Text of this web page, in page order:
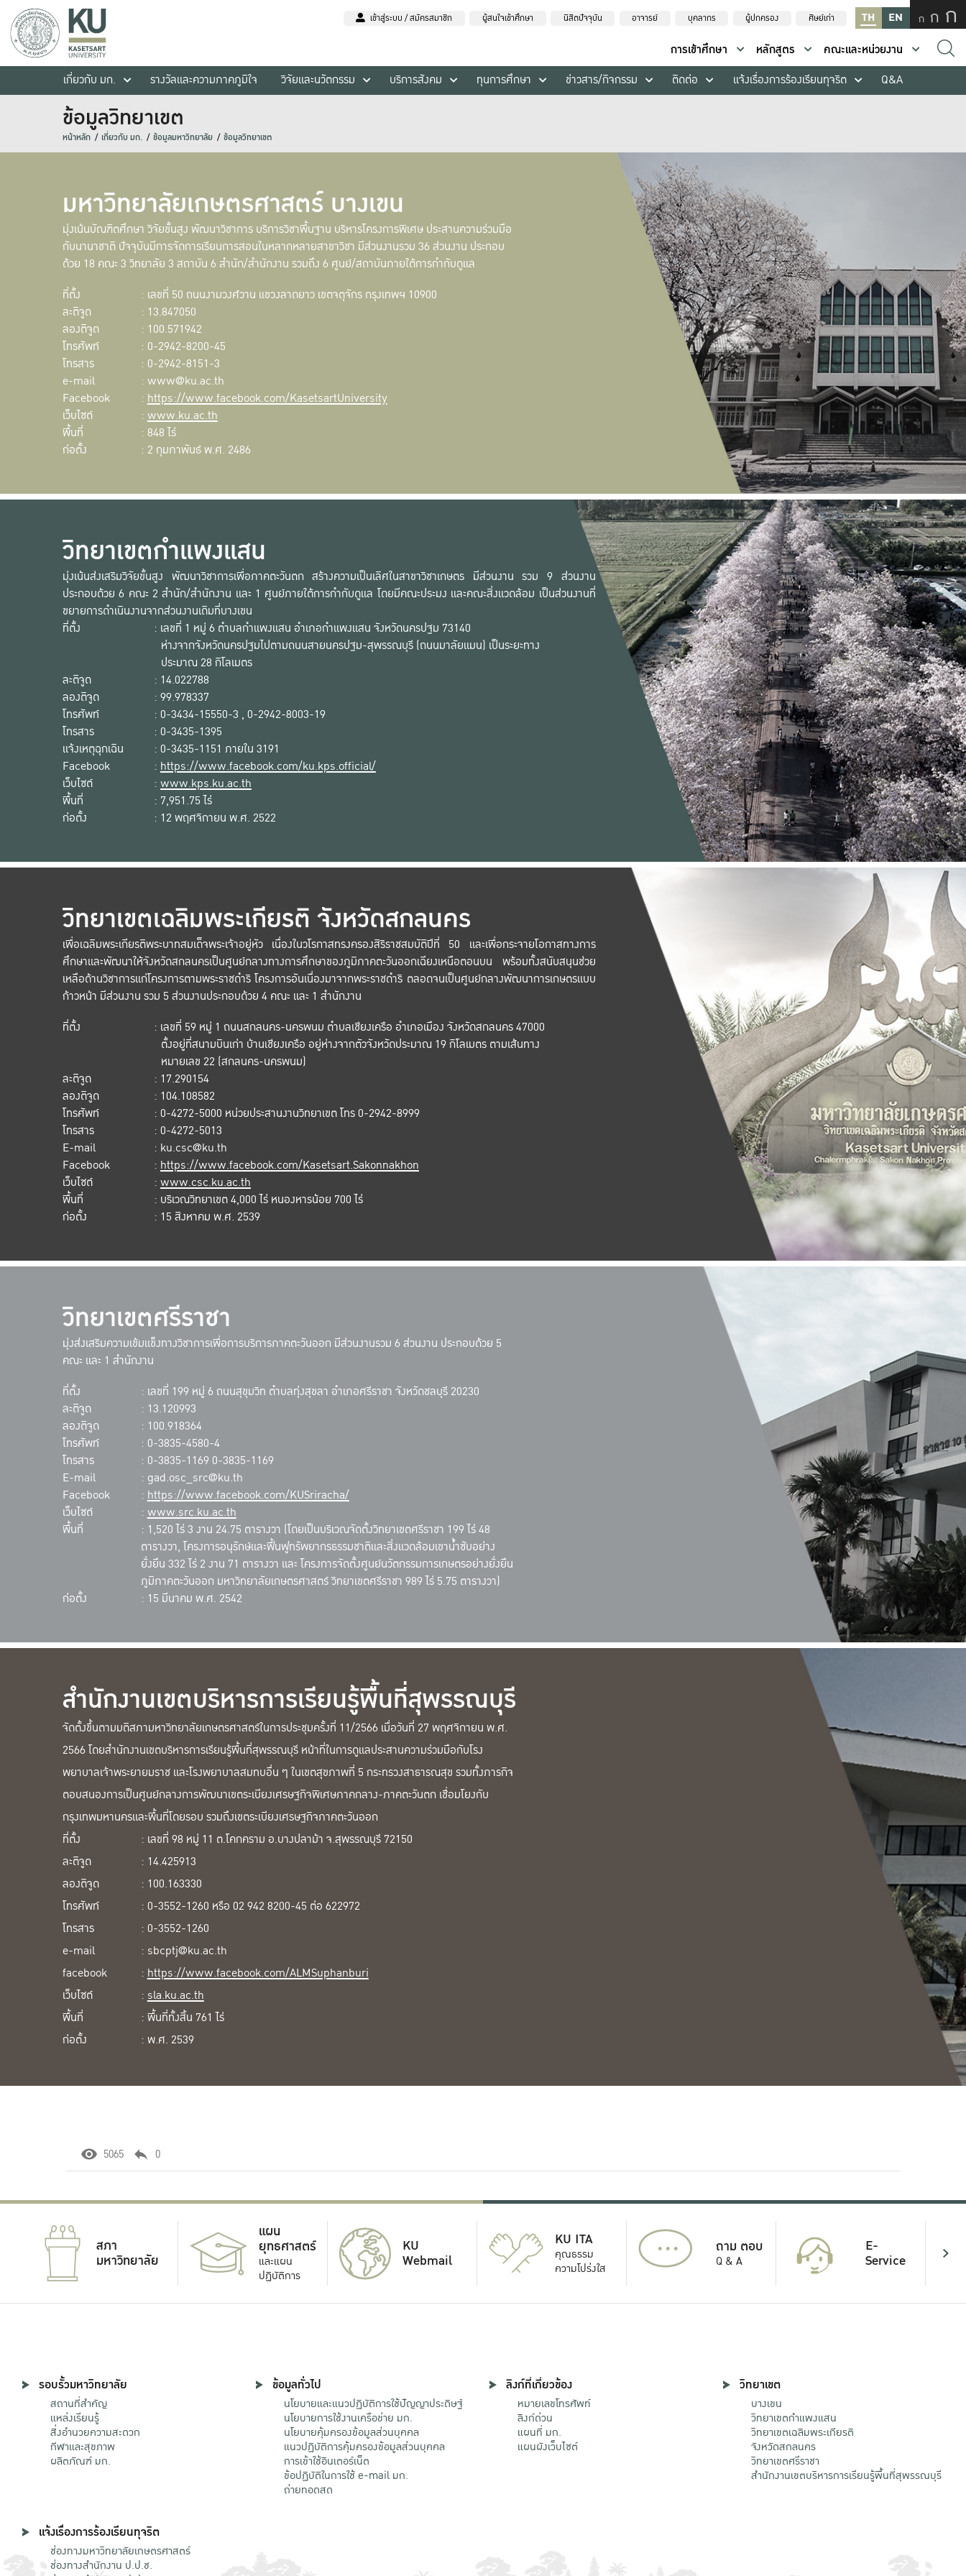
เข้าสู่ระบบ / สมัครสมาชิก ผู้สนใจเข้าศึกษา นิสิตปัจจุบัน อาจารย์ บุคลากร ผู้ปกครอง ศิษย์เก่า TH EN ก ก ก
การเข้าศึกษา หลักสูตร
คณะและหน่วยงาน
เกี่ยวกับ มก.
รางวัลและความภาคภูมิใจ วิจัยและนวัตกรรม บริการสังคม ทุนการศึกษา ข่าวสาร/กิจกรรม ติดต่อ แจ้งเรื่องการร้องเรียนทุจริต Q&A
ข้อมูลวิทยาเขต
หน้าหลัก เกี่ยวกับ มก. ข้อมูลมหาวิทยาลัย ข้อมูลวิทยาเขต
มหาวิทยาลัยเกษตรศาสตร์ บางเขน
มุ่งเน้นบัณฑิตศึกษา วิจัยขั้นสูง พัฒนาวิชาการ บริการวิชาพื้นฐาน บริหารโครงการพิเศษ ประสานความร่วมมือ
กับนานาชาติ ปัจจุบันมีการจัดการเรียนการสอนในหลากหลายสาขาวิชา มีส่วนงานรวม 36 ส่วนงาน ประกอบ
ด้วย 18 คณะ 3 วิทยาลัย 3 สถาบัน 6 สำนัก/สำนักงาน รวมถึง 6 ศูนย์/สถาบันภายใต้การกำกับดูแล
ที่ตั้ง
: เลขที่ 50 ถนนงามวงศ์วาน แขวงลาดยาว เขตจตุจักร กรุงเทพฯ 10900
ละติจูด
: 13.847050
ลองติจูด
: 100.571942
โทรศัพท์
: 0-2942-8200-45
โทรสาร
: 0-2942-8151-3
e-mail
: www@ku.ac.th
Facebook
:https://www.facebook.com/KasetsartUniversity
เว็บไซต์
:www.ku.ac.th
พื้นที่
: 848 ไร่
ก่อตั้ง
: 2 กุมภาพันธ์ พ.ศ. 2486
วิทยาเขตกำแพงแสน
มุ่งเน้นส่งเสริมวิจัยขั้นสูง พัฒนาวิชาการเพื่อภาคตะวันตก สร้างความเป็นเลิศในสาขาวิชาเกษตร มีส่วนงาน รวม 9 ส่วนงาน
ประกอบด้วย 6 คณะ 2 สำนัก/สำนักงาน และ 1 ศูนย์ภายใต้การกำกับดูแล โดยมีคณะประมง และคณะสิ่งแวดล้อม เป็นส่วนงานที่
ขยายการดำเนินงานจากส่วนงานเดิมที่บางเขน
ที่ตั้ง
: เลขที่ 1 หมู่ 6 ตำบลกำแพงแสน อำเภอกำแพงแสน จังหวัดนครปฐม 73140
ห่างจากจังหวัดนครปฐมไปตามถนนสายนครปฐม-สุพรรณบุรี (ถนนมาลัยแมน) เป็นระยะทาง
ประมาณ 28 กิโลเมตร
ละติจูด
: 14.022788
ลองติจูด
: 99.978337
โทรศัพท์
: 0-3434-15550-3 , 0-2942-8003-19
โทรสาร
: 0-3435-1395
แจ้งเหตุฉุกเฉิน
: 0-3435-1151 ภายใน 3191
Facebook
: https://www.facebook.com/ku.kps.official/
เว็บไซต์
: www.kps.ku.ac.th
พื้นที่
: 7,951.75 ไร่
ก่อตั้ง
: 12 พฤศจิกายน พ.ศ. 2522
วิทยาเขตเฉลิมพระเกียรติ จังหวัดสกลนคร
เพื่อเฉลิมพระเกียรติพระบาทสมเด็จพระเจ้าอยู่หัว เนื่องในวโรกาสทรงครองสิริราชสมบัติปีที่ 50 และเพื่อกระจายโอกาสทางการ
ศึกษาและพัฒนาให้จังหวัดสกลนครเป็นศูนย์กลางทางการศึกษาของภูมิภาคตะวันออกเฉียงเหนือตอนบน พร้อมทั้งสนับสนุนช่วย
เหลือด้านวิชาการแก่โครงการตามพระราชดำริ โครงการอันเนื่องมาจากพระราชดำริ ตลอดจนเป็นศูนย์กลางพัฒนาการเกษตรแบบ
ก้าวหน้า มีส่วนงาน รวม 5 ส่วนงานประกอบด้วย 4 คณะ และ 1 สำนักงาน
ที่ตั้ง
: เลขที่ 59 หมู่ 1 ถนนสกลนคร-นครพนม ตำบลเชียงเครือ อำเภอเมือง จังหวัดสกลนคร 47000
ตั้งอยู่ที่สนามบินเก่า บ้านเชียงเครือ อยู่ห่างจากตัวจังหวัดประมาณ 19 กิโลเมตร ตามเส้นทาง
หมายเลข 22 (สกลนคร-นครพนม)
ละติจูด
: 17.290154
ลองติจูด
: 104.108582
โทรศัพท์
: 0-4272-5000 หน่วยประสานงานวิทยาเขต โทร 0-2942-8999
โทรสาร
: 0-4272-5013
E-mail
: ku.csc@ku.th
Facebook
: https://www.facebook.com/Kasetsart.Sakonnakhon
เว็บไซต์
: www.csc.ku.ac.th
พื้นที่
: บริเวณวิทยาเขต 4,000 ไร่ หนองหารน้อย 700 ไร่
ก่อตั้ง
: 15 สิงหาคม พ.ศ. 2539
วิทยาเขตศรีราชา
มุ่งส่งเสริมความเข้มแข็งทางวิชาการเพื่อการบริการภาคตะวันออก มีส่วนงานรวม 6 ส่วนงาน ประกอบด้วย 5
คณะ และ 1 สำนักงาน
ที่ตั้ง
: เลขที่ 199 หมู่ 6 ถนนสุขุมวิท ตำบลทุ่งสุขลา อำเภอศรีราชา จังหวัดชลบุรี 20230
ละติจูด
: 13.120993
ลองติจูด
: 100.918364
โทรศัพท์
: 0-3835-4580-4
โทรสาร
: 0-3835-1169 0-3835-1169
E-mail
: gad.osc_src@ku.th
Facebook
:https://www.facebook.com/KUSriracha/
เว็บไซต์
:www.src.ku.ac.th
พื้นที่
: 1,520 ไร่ 3 งาน 24.75 ตารางวา (โดยเป็นบริเวณจัดตั้งวิทยาเขตศรีราชา 199 ไร่ 48
ตารางวา, โครงการอนุรักษ์และฟื้นฟูทรัพยากรธรรมชาติและสิ่งแวดล้อมเขาน้ำซับอย่าง
ยั่งยืน 332 ไร่ 2 งาน 71 ตารางวา และ โครงการจัดตั้งศูนย์นวัตกรรมการเกษตรอย่างยั่งยืน
ภูมิภาคตะวันออก มหาวิทยาลัยเกษตรศาสตร์ วิทยาเขตศรีราชา 989 ไร่ 5.75 ตารางวา)
ก่อตั้ง
: 15 มีนาคม พ.ศ. 2542
สำนักงานเขตบริหารการเรียนรู้พื้นที่สุพรรณบุรี
จัดตั้งขึ้นตามมติสภามหาวิทยาลัยเกษตรศาสตร์ในการประชุมครั้งที่ 11/2566 เมื่อวันที่ 27 พฤศจิกายน พ.ศ.
2566 โดยสำนักงานเขตบริหารการเรียนรู้พื้นที่สุพรรณบุรี หน้าที่ในการดูแลประสานความร่วมมือกับโรง
พยาบาลเจ้าพระยายมราช และโรงพยาบาลสมทบอื่น ๆ ในเขตสุขภาพที่ 5 กระทรวงสาธารณสุข รวมทั้งภารกิจ
ตอบสนองการเป็นศูนย์กลางการพัฒนาเขตระเบียงเศรษฐกิจพิเศษภาคกลาง-ภาคตะวันตก เชื่อมโยงกับ
กรุงเทพมหานครและพื้นที่โดยรอบ รวมถึงเขตระเบียงเศรษฐกิจภาคตะวันออก
ที่ตั้ง
: เลขที่ 98 หมู่ 11 ต.โคกคราม อ.บางปลาม้า จ.สุพรรณบุรี 72150
ละติจูด
: 14.425913
ลองติจูด
: 100.163330
โทรศัพท์
: 0-3552-1260 หรือ 02 942 8200-45 ต่อ 622972
โทรสาร
: 0-3552-1260
e-mail
: sbcptj@ku.ac.th
facebook
:https://www.facebook.com/ALMSuphanburi
เว็บไซต์
:sla.ku.ac.th
พื้นที่
: พื้นที่ทั้งสิ้น 761 ไร่
ก่อตั้ง
: พ.ศ. 2539
5065 0
สภา
มหาวิทยาลัย
แผน
ยุทธศาสตร์
และแผน
ปฏิบัติการ
KU
Webmail
KU ITA
คุณธรรม
ความโปร่งใส
... ถาม ตอบ
Q & A
E-
Service
รอบรั้วมหาวิทยาลัย
สถานที่สำคัญ
แหล่งเรียนรู้
สิ่งอำนวยความสะดวก
กีฬาและสุขภาพ
ผลิตภัณฑ์ มก.
ข้อมูลทั่วไป
นโยบายและแนวปฏิบัติการใช้ปัญญาประดิษฐ์
นโยบายการใช้งานเครือข่าย มก.
นโยบายคุ้มครองข้อมูลส่วนบุคคล
แนวปฏิบัติการคุ้มครองข้อมูลส่วนบุคคล
การเข้าใช้อินเตอร์เน็ต
ข้อปฏิบัติในการใช้ e-mail มก.
ถ่ายทอดสด
ลิงก์ที่เกี่ยวข้อง
หมายเลขโทรศัพท์
ลิงก์ด่วน
แผนที่ มก.
แผนผังเว็บไซต์
วิทยาเขต
บางเขน
วิทยาเขตกําแพงแสน
วิทยาเขตเฉลิมพระเกียรติ
จังหวัดสกลนคร
วิทยาเขตศรีราชา
สำนักงานเขตบริหารการเรียนรู้พื้นที่สุพรรณบุรี
แจ้งเรื่องการร้องเรียนทุจริต
ช่องทางมหาวิทยาลัยเกษตรศาสตร์
ช่องทางสำนักงาน ป.ป.ช.